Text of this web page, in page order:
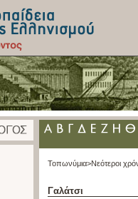
Τοπωνύμια>Νεότεροι
Γαλάτσι